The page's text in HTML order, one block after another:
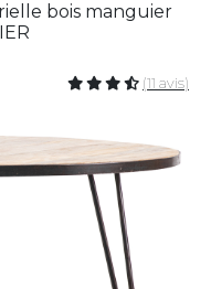
bois manguier
(11 avis)